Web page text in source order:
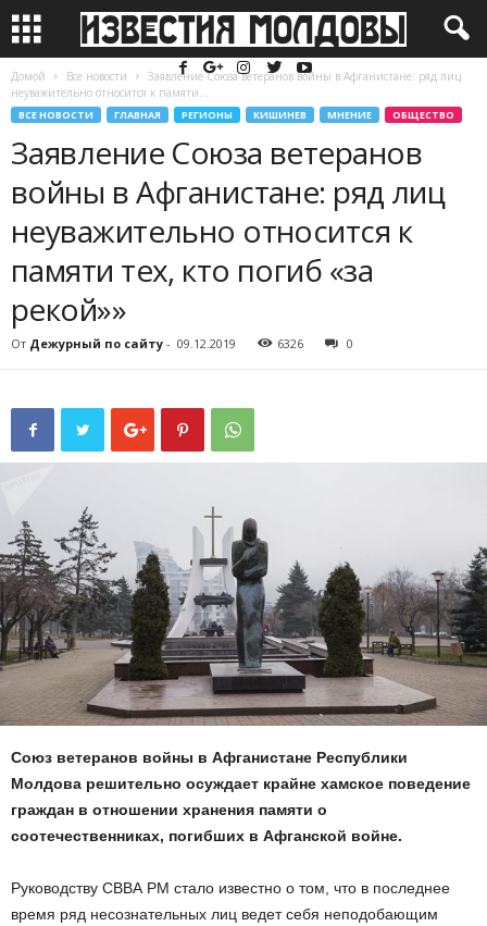
Домой Все новости
Заявление Союза ветеранов войны в Афганистане: ряд лиц
неуважительно относится к памяти...
ВСЕ НОВОСТИ ГЛАВНАЯ РЕГИОНЫ КИШИНЕВ МНЕНИЕ ОБЩЕСТВО
Заявление Союза ветеранов
войны в Афганистане: ряд лиц
неуважительно относится к
памяти тех, кто погиб «за
рекой»»
От Дежурный по сайту - 09.12.2019 6326 0
Союз ветеранов войны в Афганистане Республики
Молдова решительно осуждает крайне хамское поведение
граждан в отношении хранения памяти о
соотечественниках, погибших в Афганской войне.
Руководству СВВА РМ стало известно о том, что в последнее
время ряд несознательных лиц ведет себя неподобающим